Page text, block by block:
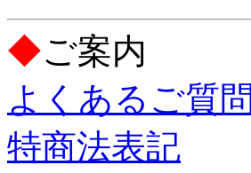
◆ご案内
よくあるご質問
特商法表記